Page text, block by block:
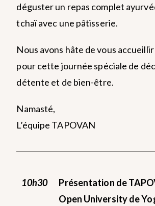
déguster un repas complet
tchaï avec une pâtisserie.
Nous avons hâte de vous
pour cette journée spéciale de
détente et de bien-être.
Namasté,
L’équipe TAPOVAN
10h30
Présentation de
Open University de